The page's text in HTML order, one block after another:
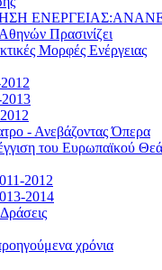
Πρασινίζει
Μορφές Ενέργειας
- Ανεβάζοντας Όπερα
του Ευρωπαϊκού
2012
2014
χρόνια